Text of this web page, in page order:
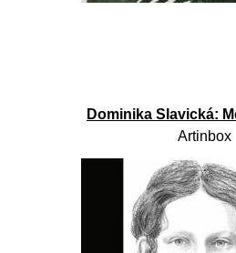
Dominika Slavická:
Artinbox